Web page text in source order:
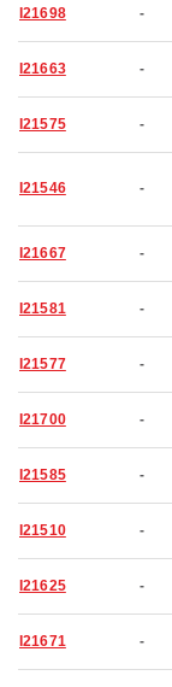
I21698 -
I21663 -
I21575 -
I21546 -
I21667 -
I21581 -
I21577 -
I21700 -
I21585 -
I21510 -
I21625 -
I21671 -